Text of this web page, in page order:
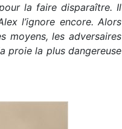
la faire disparaître. Il
l’ignore encore. Alors
moyens, les adversaires
proie la plus dangereuse